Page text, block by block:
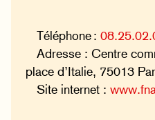
Téléphone :
Adresse : Centre
place d’Italie, 75013
Site internet :